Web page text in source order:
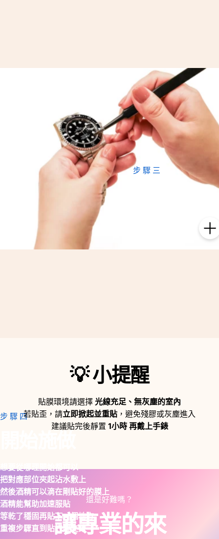
步驟三
仔細檢查模組上的部位
所對應到手錶的各個位置
步驟四
想要從哪理開始都可以
把對應部位夾起沾水敷上
然後酒精可以滴在剛貼好的膜上
酒精能幫助加速服貼
等乾了穩固再貼下一個地方
重複步驟直到貼好整支錶
💡小提醒
貼膜環境請選擇 光線充足、無灰塵的室內
若貼歪，請立即掀起並重貼 ，避免殘膠或灰塵進入
建議貼完後靜置 1小時 再戴上手錶
還是好難嗎？
讓專業的來